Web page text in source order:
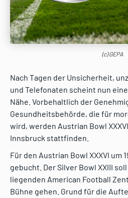
(c) GEPA
Nach Tagen der Unsicherheit,
und Telefonaten scheint nun
Nähe. Vorbehaltlich der
Gesundheitsbehörde, die für
wird, werden Austrian Bowl
Innsbruck stattfinden.
Für den Austrian Bowl XXXVI um
gebucht. Der Silver Bowl XXIII
liegenden American Football
Bühne gehen. Grund für die